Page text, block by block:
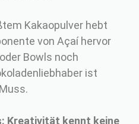
Kakaopulver hebt
von Açaí hervor
Bowls noch
ist
Kreativität kennt keine